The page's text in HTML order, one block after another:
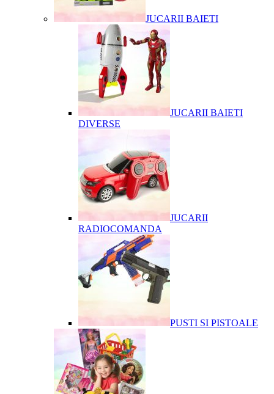
JUCARII BAIETI
JUCARII BAIETI
DIVERSE
JUCARII
RADIOCOMANDA
PUSTI SI PISTOALE